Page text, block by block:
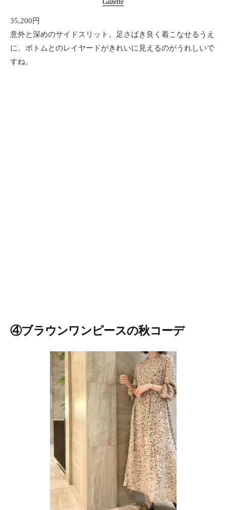
35,200円
意外と深めのサイドスリット。足さばき良く着こなせるうえ
に、ボトムとのレイヤードがきれいに見えるのがうれしいで
すね。
④ブラウンワンピースの秋コーデ